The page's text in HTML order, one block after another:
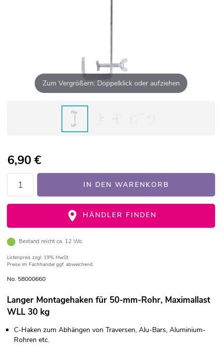
Zum Vergrößern: Doppelklick oder aufziehen
6,90€
IN DEN WARENKORB
HÄNDLER FINDEN
Bestand reicht ca. 12 Wo.
Listenpreis zzgl. 19% MwSt.
Preise im Fachhandel ggf. abweichend.
No. 58000660
Langer Montagehaken für 50-mm-Rohr, Maximallast
WLL 30 kg
C-Haken zum Abhängen von Traversen, Alu-Bars, Aluminium-
Rohren etc.